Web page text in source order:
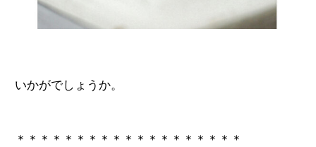
いかがでしょうか。
＊＊＊＊＊＊＊＊＊＊＊＊＊＊＊＊＊＊＊